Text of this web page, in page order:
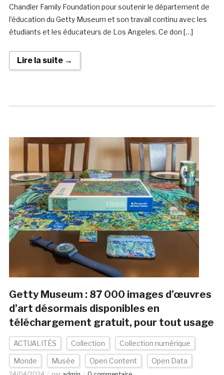
Chandler Family Foundation pour soutenir le département de
l’éducation du Getty Museum et son travail continu avec les
étudiants et les éducateurs de Los Angeles. Ce don […]
Lire la suite →
Getty Museum : 87 000 images d’œuvres
d’art désormais disponibles en
téléchargement gratuit, pour tout usage
ACTUALITÉS Collection Collection numérique
Monde Musée Open Content Open Data